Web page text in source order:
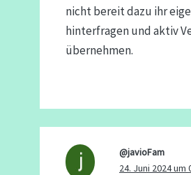
nicht bereit dazu ihr
hinterfragen und aktiv
übernehmen.
@javioFam
24. Juni 2024 um